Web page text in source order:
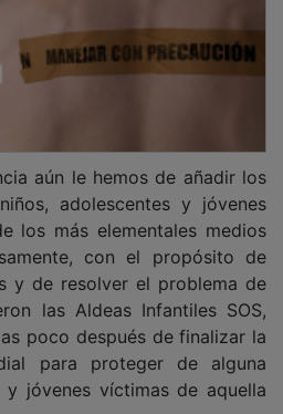
adolescentes y jóvenes
los más elementales medios
con el propósito de
y de resolver el problema de
las Aldeas Infantiles SOS,
poco después de finalizar la
para proteger de alguna
jóvenes víctimas de aquella